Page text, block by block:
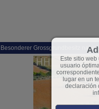
Grossgrundbesitz nahe
Este sitio
usuario
lugar en un
declaración